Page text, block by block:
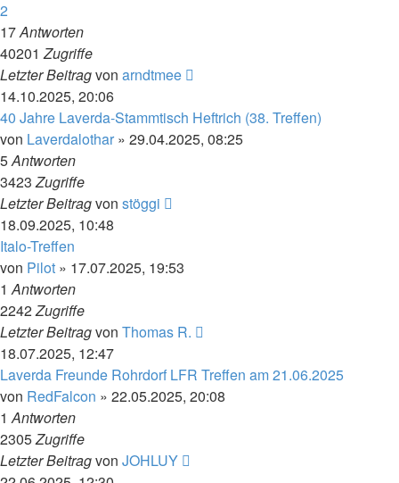
2
17Antworten
40201Zugriffe
Letzter Beitragvon arndtmee
14.10.2025, 20:06
40 Jahre Laverda-Stammtisch Heftrich (38. Treffen)
von Laverdalothar » 29.04.2025, 08:25
5Antworten
3423Zugriffe
Letzter Beitragvon stöggi
18.09.2025, 10:48
Italo-Treffen
von Pilot » 17.07.2025, 19:53
1Antworten
2242Zugriffe
Letzter Beitragvon Thomas R.
18.07.2025, 12:47
Laverda Freunde Rohrdorf LFR Treffen am 21.06.2025
von RedFalcon » 22.05.2025, 20:08
1Antworten
2305Zugriffe
Letzter Beitragvon JOHLUY